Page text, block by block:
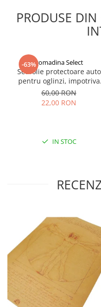
PRODUSE
-63%gomadina Select
Set folie protectoare auto
pentru oglinzi, impotriva
apei si aburului, Film
Protect
60,00 RON
22,00 RON
IN STOC